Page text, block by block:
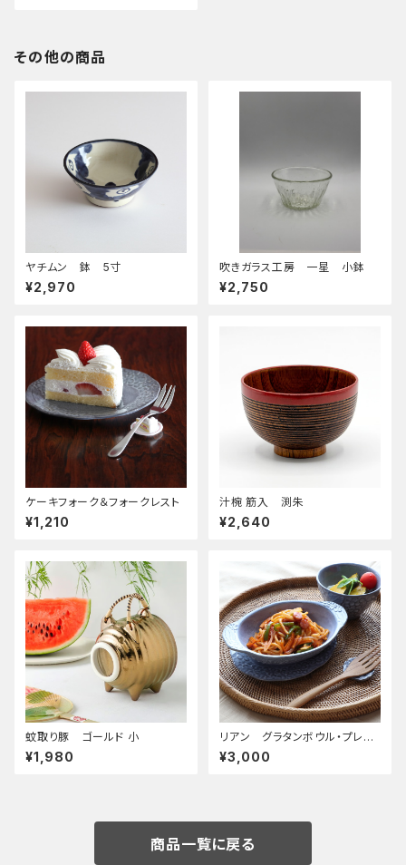
その他の商品
ヤチムン 鉢 5寸
¥2,970
吹きガラス工房 一星 小鉢
¥2,750
ケーキフォーク＆フォークレスト
¥1,210
汁椀 筋入 渕朱
¥2,640
蚊取り豚 ゴールド 小
¥1,980
リアン グラタンボウル・プレー
ト皿S セット
¥3,000
商品一覧に戻る